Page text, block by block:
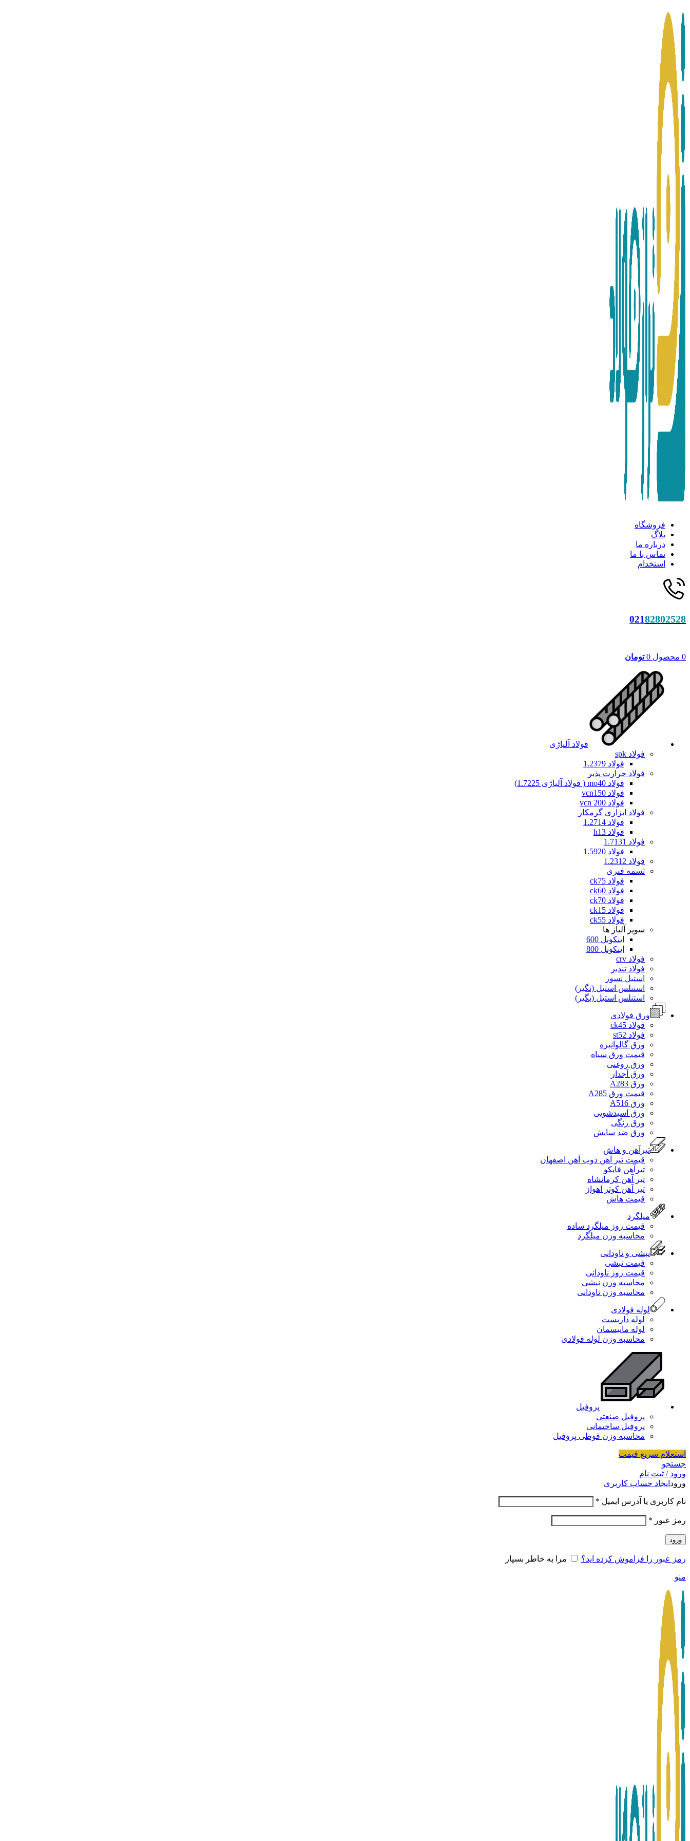
فروشگاه
بلاگ
درباره ما
تماس با ما
استخدام
02182802528
0 محصول 0 تومان
فولاد آلیاژی
فولاد spk
فولاد 1.2379
فولاد حرارت پذیر
فولاد mo40 ( فولاد آلیاژی 1.7225)
فولاد vcn150
فولاد vcn 200
فولاد ابزاری گرمکار
فولاد 1.2714
فولاد h13
فولاد 1.7131
فولاد 1.5920
فولاد 1.2312
تسمه فنری
فولاد ck75
فولاد ck60
فولاد ck70
فولاد ck15
فولاد ck55
سوپر آلیاژ ها
اینکونل 600
اینکونل 800
فولاد crv
فولاد تندبر
استیل نسوز
استنلس استیل (نگیر)
استنلس استیل (بگیر)
ورق فولادی
فولاد ck45
فولاد st52
ورق گالوانیزه
قیمت ورق سیاه
ورق روغنی
ورق آجدار
ورق A283
قیمت ورق A285
ورق A516
ورق اسیدشویی
ورق رنگی
ورق ضد سایش
تیرآهن و هاش
قیمت تیر آهن ذوب آهن اصفهان
تیرآهن فایکو
تیر آهن کرمانشاه
تیر آهن کوثر اهواز
قیمت هاش
میلگرد
قیمت روز میلگرد ساده
محاسبه وزن میلگرد
نبشی و ناودانی
قیمت نبشی
قیمت روز ناودانی
محاسبه وزن نبشی
محاسبه وزن ناودانی
لوله فولادی
لوله داربست
لوله مانیسمان
محاسبه وزن لوله فولادی
پروفیل
پروفیل صنعتی
پروفیل ساختمانی
محاسبه وزن قوطی پروفیل
استعلام سریع قیمت
جستجو
ورود / ثبت نام
ورود ایجاد حساب کاربری
نام کاربری یا آدرس ایمیل *
رمز عبور *
ورود
رمز عبور را فراموش کرده اید؟ مرا به خاطر بسپار
منو